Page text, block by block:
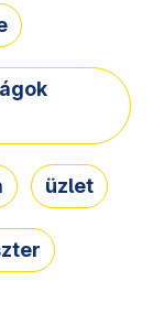
üzlet